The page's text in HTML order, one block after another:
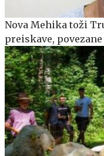
Nova Mehika toži
preiskave,